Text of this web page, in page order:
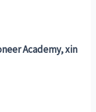
Academy, xin